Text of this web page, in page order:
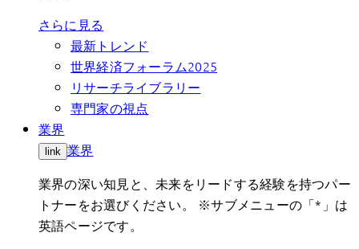
さらに見る
最新トレンド
世界経済フォーラム2025
リサーチライブラリー
専門家の視点
業界
link 業界
業界の深い知見と、未来をリードする経験を持つパー
トナーをお選びください。 ※サブメニューの「*」は
英語ページです。